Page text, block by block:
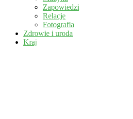
Zapowiedzi
Relacje
Fotografia
Zdrowie i uroda
Kraj